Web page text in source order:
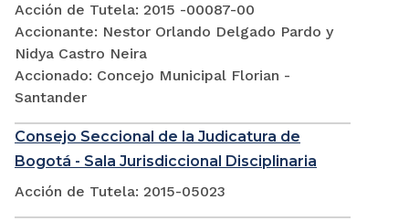
Acción de Tutela: 2015 -00087-00
Accionante: Nestor Orlando Delgado Pardo y
Nidya Castro Neira
Accionado: Concejo Municipal Florian -
Santander
Consejo Seccional de la Judicatura de
Bogotá - Sala Jurisdiccional Disciplinaria
Acción de Tutela: 2015-05023